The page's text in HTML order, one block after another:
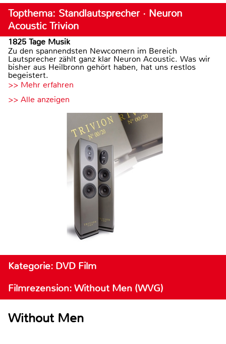
Topthema: Standlautsprecher · Neuron
Acoustic Trivion
1825 Tage Musik
Zu den spannendsten Newcomern im Bereich
Lautsprecher zählt ganz klar Neuron Acoustic. Was wir
bisher aus Heilbronn gehört haben, hat uns restlos
begeistert.
>> Mehr erfahren
>> Alle anzeigen
Kategorie: DVD Film
Filmrezension: Without Men (WVG)
Without Men